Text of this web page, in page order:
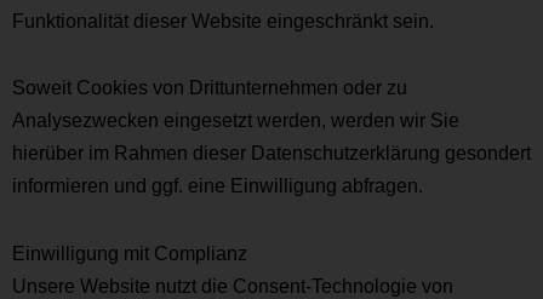
Funktionalität dieser Website eingeschränkt sein.
Soweit Cookies von Drittunternehmen oder zu
Analysezwecken eingesetzt werden, werden wir Sie
hierüber im Rahmen dieser Datenschutzerklärung gesondert
informieren und ggf. eine Einwilligung abfragen.
Einwilligung mit Complianz
Unsere Website nutzt die Consent-Technologie von